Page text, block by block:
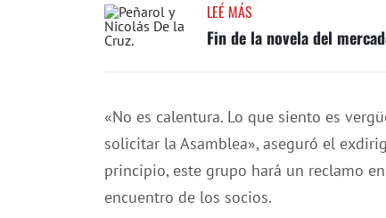
LEÉ MÁS
Fin de la novela del
«No es calentura. Lo que siento es
solicitar la Asamblea», aseguró el
principio, este grupo hará un reclamo
encuentro de los socios.